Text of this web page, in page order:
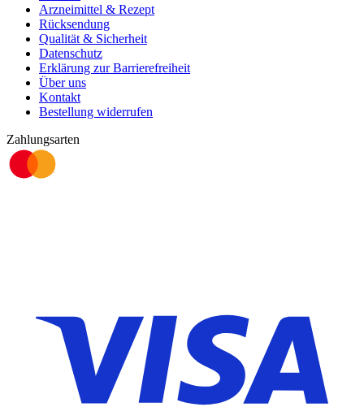
Arzneimittel & Rezept
Rücksendung
Qualität & Sicherheit
Datenschutz
Erklärung zur Barrierefreiheit
Über uns
Kontakt
Bestellung widerrufen
Zahlungsarten